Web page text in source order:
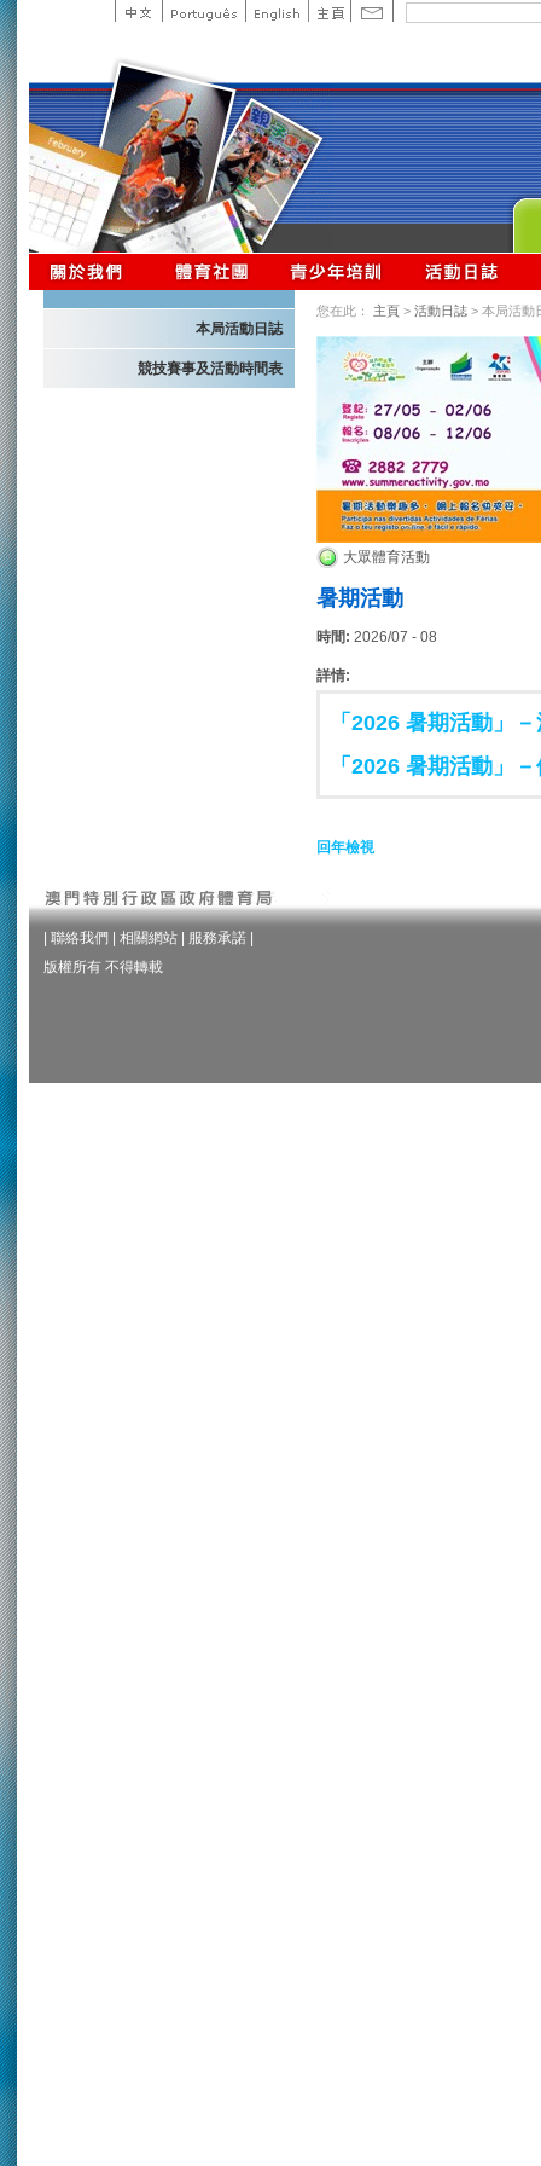
本局活動日誌
競技賽事及活動時間表
您在此： 主頁 > 活動日誌 > 本局活動
大眾體育活動
暑期活動
時間: 2026/07 - 08
詳情:
「2026 暑期活動」
「2026 暑期活動」
回年檢視
聯絡我們 相關網站 服務承諾
版權所有 不得轉載